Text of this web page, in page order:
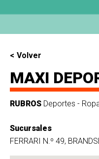
Volver
MAXI
RUBROS Deportes -
Sucursales
FERRARI N.º 49,